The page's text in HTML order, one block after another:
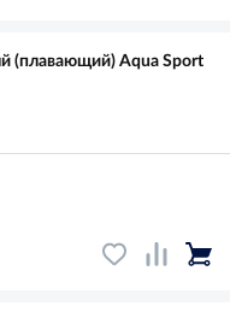
(плавающий) Aqua Sport